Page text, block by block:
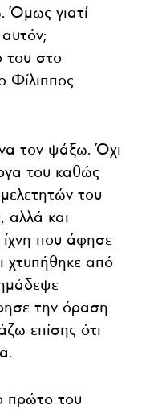
Όμως γιατί
του στο
Φίλιππος
τον ψάξω. Όχι
του καθώς
του
αλλά και
ίχνη που άφησε
χτυπήθηκε από
την όραση
επίσης ότι
πρώτο του